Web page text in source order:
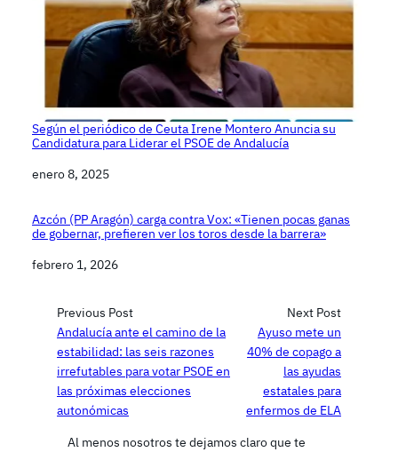
Según el periódico de Ceuta Irene Montero Anuncia su
Candidatura para Liderar el PSOE de Andalucía
Fecha
enero 8, 2025
Azcón (PP Aragón) carga contra Vox: «Tienen pocas ganas
de gobernar, prefieren ver los toros desde la barrera»
Fecha
febrero 1, 2026
Previous Post
Andalucía ante el camino de la
estabilidad: las seis razones
irrefutables para votar PSOE en
las próximas elecciones
autonómicas
Next Post
Ayuso mete un
40% de copago a
las ayudas
estatales para
enfermos de ELA
Al menos nosotros te dejamos claro que te